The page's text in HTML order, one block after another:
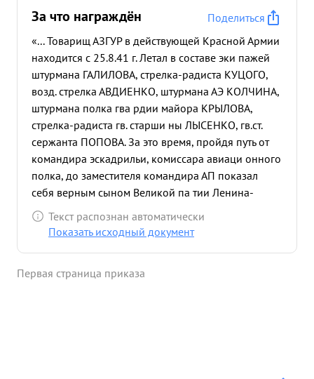
За что награждён
Поделиться
«... Товарищ АЗГУР в действующей Красной Армии
находится с 25.8.41 г. Летал в составе эки пажей
штурмана ГАЛИЛОВА, стрелка-радиста КУЦОГО,
возд. стрелка АВДИЕНКО, штурмана АЭ КОЛЧИНА,
штурмана полка гва рдии майора КРЫЛОВА,
стрелка-радиста гв. старши ны ЛЫСЕНКО, гв.ст.
сержанта ПОПОВА. За это время, пройдя путь от
командира эскадрильи, комиссара авиаци онного
полка, до заместителя командира АП показал
себя верным сыном Великой па тии Ленина-
Сталина и пламенным патриотом и защи коп
нашей Родины. Находясь все время на
воспитанию личного состава в духе
Текст распознан автоматически
Показать исходный документ
Первая страница приказа